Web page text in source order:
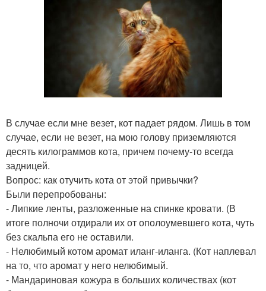
В случае если мне везет, кот падает рядом. Лишь в том
случае, если не везет, на мою голову приземляются
десять килограммов кота, причем почему-то всегда
задницей.
Вопрос: как отучить кота от этой привычки?
Были перепробованы:
- Липкие ленты, разложенные на спинке кровати. (В
итоге полночи отдирали их от ополоумевшего кота, чуть
без скальпа его не оставили.
- Нелюбимый котом аромат иланг-иланга. (Кот наплевал
на то, что аромат у него нелюбимый.
- Мандариновая кожура в больших количествах (кот